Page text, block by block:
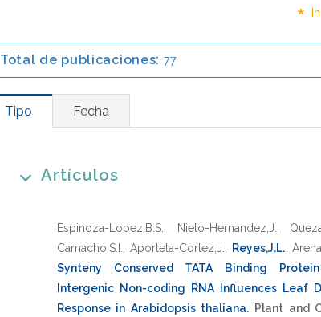
*
Total de publicaciones: 77
Tipo Fecha
Artículos
Espinoza-Lopez,B.S. Nieto-Hernandez,J.
Camacho,S.I.
Aportela-Cortez,J. Reyes,J.L.
Synteny Conserved TATA Binding
Intergenic Non-coding RNA Influences Leaf
Response in Arabidopsis thaliana. Plant and